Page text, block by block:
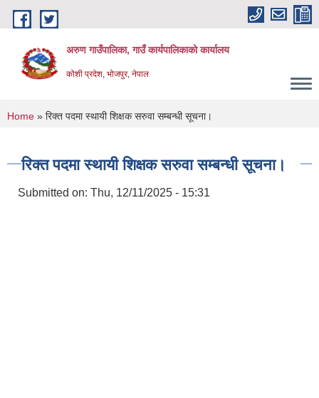
Skip to main content
अरुण गाउँपालिका, गाउँ कार्यपालिकाको कार्यालय
कोशी प्रदेश, भोजपुर, नेपाल
You are here
Home » रिक्त पदमा स्थायी शिक्षक सरुवा सम्बन्धी सूचना।
रिक्त पदमा स्थायी शिक्षक सरुवा सम्बन्धी सूचना।
Submitted on: Thu, 12/11/2025 - 15:31